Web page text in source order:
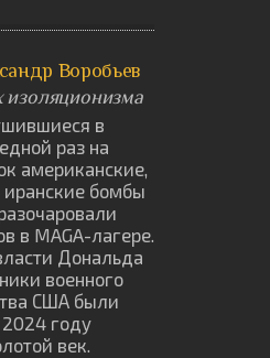
Воробьев
изоляционизма
в
раз на
американские,
иранские бомбы
в MAGA-лагере.
Дональда
военного
США были
2024 году
век.